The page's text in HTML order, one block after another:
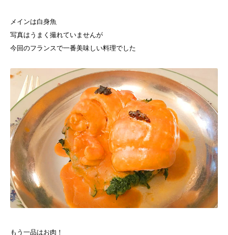
メインは白身魚
写真はうまく撮れていませんが
今回のフランスで一番美味しい料理でした
もう一品はお肉！